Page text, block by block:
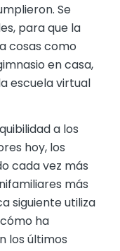
Se
para que la
cosas como
en casa,
escuela virtual
a los
hoy, los
cada vez más
más
siguiente utiliza
ha
los últimos